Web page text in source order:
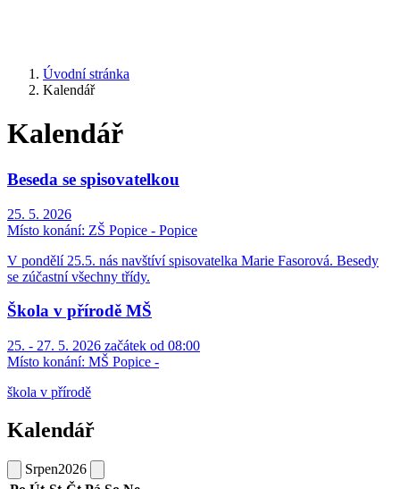
Úvodní stránka
Kalendář
Kalendář
Beseda se spisovatelkou
25. 5. 2026
Místo konání: ZŠ Popice - Popice
V pondělí 25.5. nás navštíví spisovatelka Marie Fasorová. Besedy
se zúčastní všechny třídy.
Škola v přírodě MŠ
25. - 27. 5. 2026 začátek od 08:00
Místo konání: MŠ Popice -
škola v přírodě
Kalendář
Srpen2026